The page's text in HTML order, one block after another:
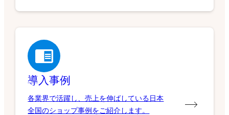
導入事例
各業界で活躍し、売上を伸ばしている日本
全国のショップ事例をご紹介します。